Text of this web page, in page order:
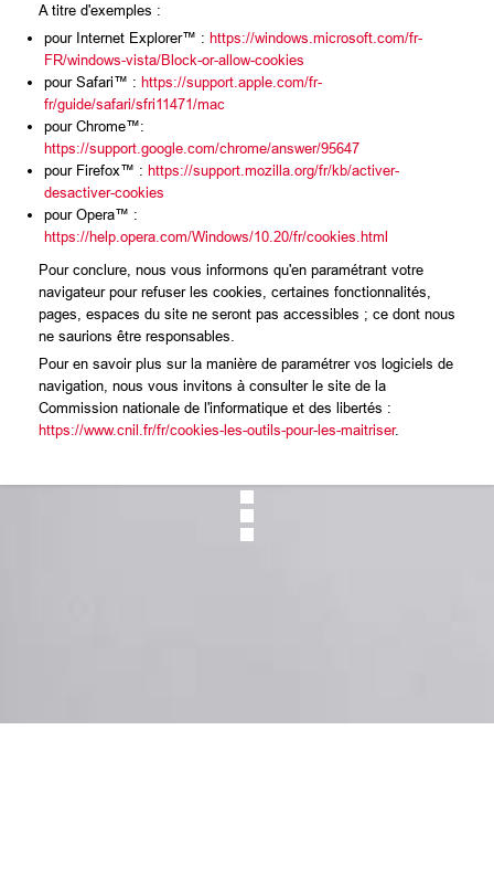
A titre d'exemples :
pour Internet Explorer™ : https://windows.microsoft.com/fr-
FR/windows-vista/Block-or-allow-cookies
pour Safari™ : https://support.apple.com/fr-
fr/guide/safari/sfri11471/mac
pour Chrome™:
https://support.google.com/chrome/answer/95647
pour Firefox™ : https://support.mozilla.org/fr/kb/activer-
desactiver-cookies
pour Opera™ :
https://help.opera.com/Windows/10.20/fr/cookies.html
Pour conclure, nous vous informons qu'en paramétrant votre
navigateur pour refuser les cookies, certaines fonctionnalités,
pages, espaces du site ne seront pas accessibles ; ce dont nous
ne saurions être responsables.
Pour en savoir plus sur la manière de paramétrer vos logiciels de
navigation, nous vous invitons à consulter le site de la
Commission nationale de l'informatique et des libertés :
https://www.cnil.fr/fr/cookies-les-outils-pour-les-maitriser.